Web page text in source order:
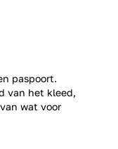
paspoort.
van het kleed,
wat voor